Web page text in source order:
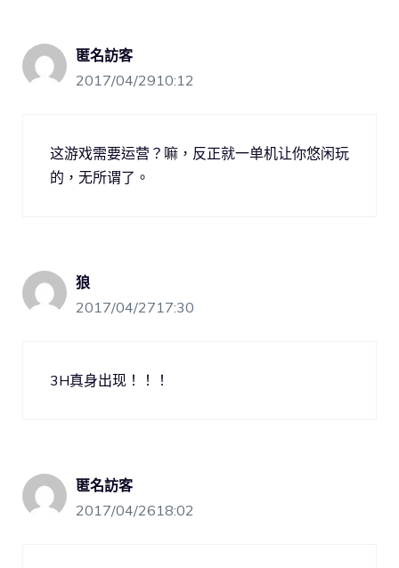
匿名訪客
2017/04/2910:12
这游戏需要运营？嘛，反正就一单机让你悠闲玩
的，无所谓了。
狼
2017/04/2717:30
3H真身出现！！！
匿名訪客
2017/04/2618:02